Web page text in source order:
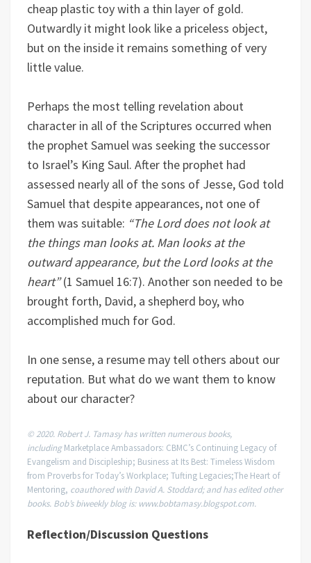
cheap plastic toy with a thin layer of gold.
Outwardly it might look like a priceless object,
but on the inside it remains something of very
little value.
Perhaps the most telling revelation about
character in all of the Scriptures occurred when
the prophet Samuel was seeking the successor
to Israel’s King Saul. After the prophet had
assessed nearly all of the sons of Jesse, God told
Samuel that despite appearances, not one of
them was suitable: “The Lord does not look at
the things man looks at. Man looks at the
outward appearance, but the Lord looks at the
heart”(1 Samuel 16:7). Another son needed to be
brought forth, David, a shepherd boy, who
accomplished much for God.
In one sense, a resume may tell others about our
reputation. But what do we want them to know
about our character?
© 2020. Robert J. Tamasy has written numerous books,
includingMarketplace Ambassadors: CBMC’s Continuing Legacy of
Evangelism and Discipleship; Business at Its Best: Timeless Wisdom
from Proverbs for Today’s Workplace; Tufting Legacies;The Heart of
Mentoring, coauthored with David A. Stoddard; and has edited other
books. Bob’s biweekly blog is: www.bobtamasy.blogspot.com.
Reflection/Discussion Questions